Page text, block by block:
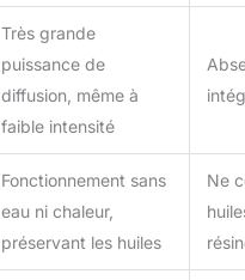
Très grande
puissance de
diffusion, même à
faible intensité
Fonctionnement sans
eau ni chaleur,
préservant les huiles
Ne